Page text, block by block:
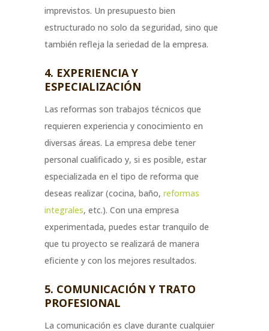
imprevistos. Un presupuesto bien
estructurado no solo da seguridad, sino que
también refleja la seriedad de la empresa.
4. EXPERIENCIA Y
ESPECIALIZACIÓN
Las reformas son trabajos técnicos que
requieren experiencia y conocimiento en
diversas áreas. La empresa debe tener
personal cualificado y, si es posible, estar
especializada en el tipo de reforma que
deseas realizar (cocina, baño, reformas
integrales, etc.). Con una empresa
experimentada, puedes estar tranquilo de
que tu proyecto se realizará de manera
eficiente y con los mejores resultados.
5. COMUNICACIÓN Y TRATO
PROFESIONAL
La comunicación es clave durante cualquier